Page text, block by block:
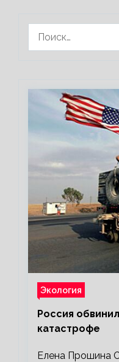
Экология
Россия
катастрофе
Елена Прошина